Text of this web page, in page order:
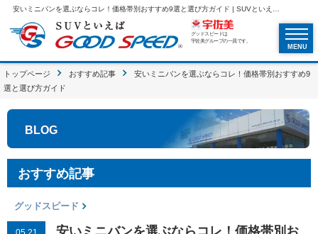
グッドスピードは
宇佐美グループの一員です。
MENU
トップページ おすすめ記事
安いミニバンを選ぶならコレ！価格帯別おすすめ9
選と選び方ガイド
BLOG
おすすめ記事
グッドスピード